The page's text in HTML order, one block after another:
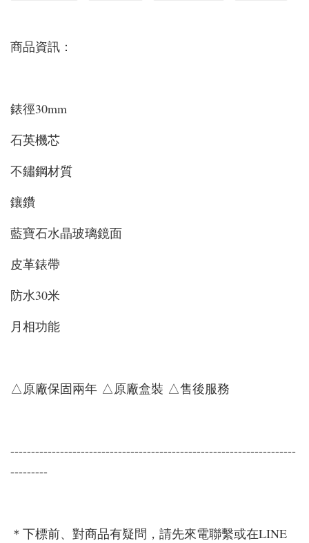
商品資訊：
錶徑30mm
石英機芯
不鏽鋼材質
鑲鑽
藍寶石水晶玻璃鏡面
皮革錶帶
防水30米
月相功能
△原廠保固兩年 △原廠盒裝 △售後服務
---------------------------------------------------------------------
---------
＊下標前、對商品有疑問，請先來電聯繫或在LINE